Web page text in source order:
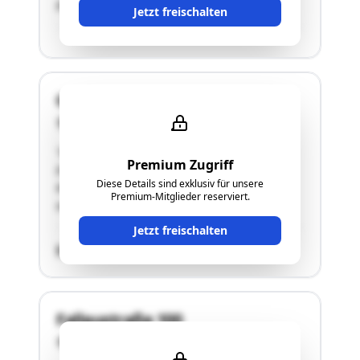
Jetzt freischalten
87 m². Die Beheizung erfolgt mittels einer …"
Premium Zugriff
Diese Details sind exklusiv für unsere
Premium-Mitglieder reserviert.
Jetzt freischalten
Großreiting 8
EsszimmerOG : 88,03m²Flur, Waschraum, 2
Kinderzimmer, Schlafzimmer, BüroScheunePool
samt Poolhaus"
SCHÄTZWERT
Fallaustraße 100